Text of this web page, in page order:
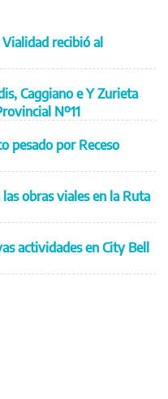
recibió al
Caggiano e Y Zurieta
Nº11
pesado por Receso
obras viales en la Ruta
actividades en City Bell